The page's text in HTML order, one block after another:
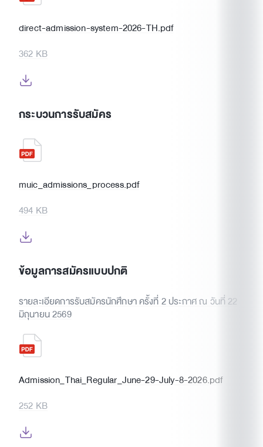
direct-admission-system-2026-TH.pdf
362 KB
กระบวนการรับสมัคร
muic_admissions_process.pdf
494 KB
ข้อมูลการสมัครแบบปกติ
รายละเอียดการรับสมัครนักศึกษา ครั้งที่ 2 ประกาศ ณ วันที่ 22
มิถุนายน 2569
Admission_Thai_Regular_June-29-July-8-2026.pdf
252 KB